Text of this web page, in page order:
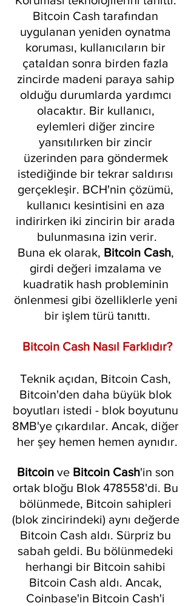
Bitcoin Cash tarafından
uygulanan yeniden oynatma
koruması, kullanıcıların bir
çataldan sonra birden fazla
zincirde madeni paraya sahip
olduğu durumlarda yardımcı
olacaktır. Bir kullanıcı,
eylemleri diğer zincire
yansıtılırken bir zincir
üzerinden para göndermek
istediğinde bir tekrar saldırısı
gerçekleşir. BCH'nin çözümü,
kullanıcı kesintisini en aza
indirirken iki zincirin bir arada
bulunmasına izin verir.
Buna ek olarak, Bitcoin Cash,
girdi değeri imzalama ve
kuadratik hash probleminin
önlenmesi gibi özelliklerle yeni
bir işlem türü tanıttı.
Bitcoin Cash Nasıl Farklıdır?
Teknik açıdan, Bitcoin Cash,
Bitcoin'den daha büyük blok
boyutları istedi - blok boyutunu
8MB'ye çıkardılar. Ancak, diğer
her şey hemen hemen aynıdır.
Bitcoin ve Bitcoin Cash'in son
ortak bloğu Blok 478558'di. Bu
bölünmede, Bitcoin sahipleri
(blok zincirindeki) aynı değerde
Bitcoin Cash aldı. Sürpriz bu
sabah geldi. Bu bölünmedeki
herhangi bir Bitcoin sahibi
Bitcoin Cash aldı. Ancak,
Coinbase'in Bitcoin Cash'i